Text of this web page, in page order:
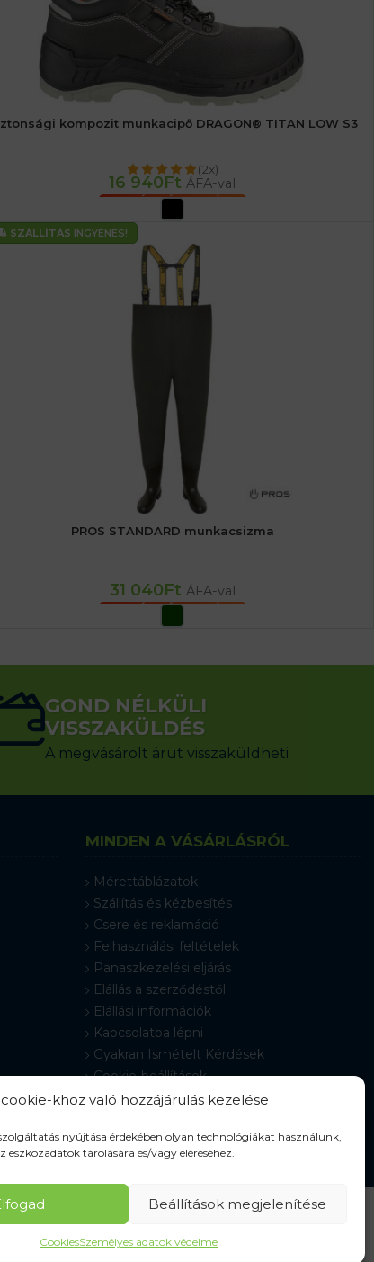
khoz való hozzájárulás kezelése
nyújtása érdekében olyan technológiákat használunk,
eszközadatok tárolására és/vagy eléréséhez.
Beállítások megjelenítése
CookiesSzemélyes adatok védelme
kompozit munkacipő DRAGON® TITAN LOW S3
(2x)
16 940Ft ÁFA-val
OPCIÓK VÁLASZTÁSA
SZÁLLÍTÁS INGYENES!
PROS STANDARD munkacsizma
31 040Ft ÁFA-val
OPCIÓK VÁLASZTÁSA
GOND NÉLKÜLI
VISSZAKÜLDÉS
A megvásárolt árut visszaküldheti
MINDEN A VÁSÁRLÁSRÓL
Mérettáblázatok
Szállítás és kézbesítés
Csere és reklamáció
Felhasználási feltételek
Panaszkezelési eljárás
Elállás a szerződéstől
Elállási információk
Kapcsolatba lépni
Gyakran Ismételt Kérdések
Cookie-beállítások